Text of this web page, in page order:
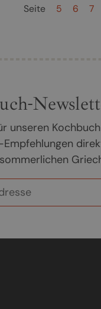
Seite 5 6 7
unseren